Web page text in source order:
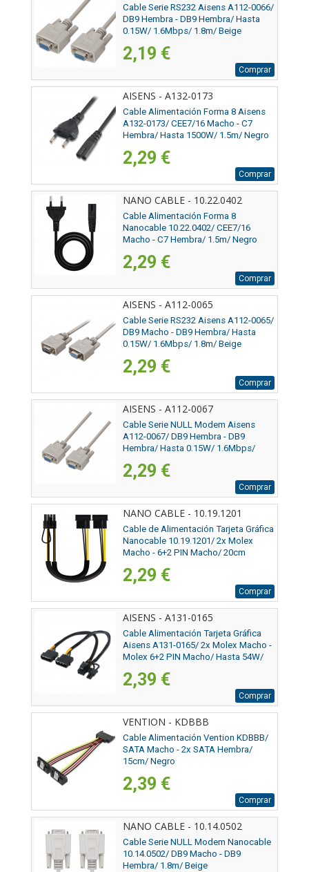
Cable Serie RS232 Aisens A112-0066/
DB9 Hembra - DB9 Hembra/ Hasta
0.15W/ 1.6Mbps/ 1.8m/ Beige
2,19 €
Comprar
AISENS - A132-0173
Cable Alimentación Forma 8 Aisens
A132-0173/ CEE7/16 Macho - C7
Hembra/ Hasta 1500W/ 1.5m/ Negro
2,29 €
Comprar
NANO CABLE - 10.22.0402
Cable Alimentación Forma 8
Nanocable 10.22.0402/ CEE7/16
Macho - C7 Hembra/ 1.5m/ Negro
2,29 €
Comprar
AISENS - A112-0065
Cable Serie RS232 Aisens A112-0065/
DB9 Macho - DB9 Hembra/ Hasta
0.15W/ 1.6Mbps/ 1.8m/ Beige
2,29 €
Comprar
AISENS - A112-0067
Cable Serie NULL Modem Aisens
A112-0067/ DB9 Hembra - DB9
Hembra/ Hasta 0.15W/ 1.6Mbps/
2,29 €
Comprar
NANO CABLE - 10.19.1201
Cable de Alimentación Tarjeta Gráfica
Nanocable 10.19.1201/ 2x Molex
Macho - 6+2 PIN Macho/ 20cm
2,29 €
Comprar
AISENS - A131-0165
Cable Alimentación Tarjeta Gráfica
Aisens A131-0165/ 2x Molex Macho -
Molex 6+2 PIN Macho/ Hasta 54W/
2,39 €
Comprar
VENTION - KDBBB
Cable Alimentación Vention KDBBB/
SATA Macho - 2x SATA Hembra/
15cm/ Negro
2,39 €
Comprar
NANO CABLE - 10.14.0502
Cable Serie NULL Modem Nanocable
10.14.0502/ DB9 Macho - DB9
Hembra/ 1.8m/ Beige